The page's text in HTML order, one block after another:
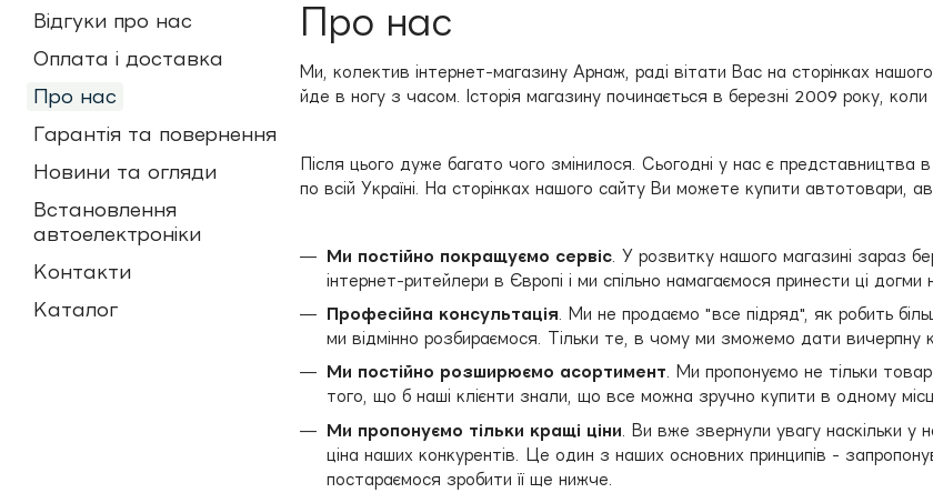
Про нас
Ми, колектив інтернет-магазину Арнаж, раді вітати Вас на сторінках
йде в ногу з часом. Історія магазину починається в березні 2009 року,
Після цього дуже багато чого змінилося. Сьогодні у нас є
по всій Україні. На сторінках нашого сайту Ви можете купити автотовари,
Ми постійно покращуємо сервіс . У розвитку нашого магазині зараз
інтернет-ритейлери в Європі і ми спільно намагаємося принести ці
Професійна консультація . Ми не продаємо "все підряд", як робить
ми відмінно розбираємося. Тільки те, в чому ми зможемо дати вичерпну
Ми постійно розширюємо асортимент . Ми пропонуємо не тільки
того, що б наші клієнти знали, що все можна зручно купити в одному
Ми пропонуємо тільки кращі ціни . Ви вже звернули увагу наскільки у
ціна наших конкурентів. Це один з наших основних принципів -
постараємося зробити її ще нижче.
Відгуки про нас
Оплата і доставка
Про нас
Гарантія та повернення
Новини та огляди
Встановлення
автоелектроніки
Контакти
Каталог